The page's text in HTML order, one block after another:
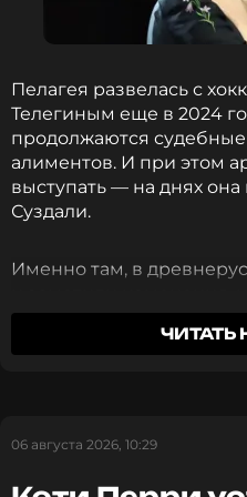
огромная заслуга
никому не позволит
Фото: Михаил Метцель/
Читайте нас в
Пелагея развелась с
Телегиным еще в 2024
продолжаются
алиментов. И при этом
выступать — на днях
Суздали.
Именно там, в
фигуре. Во время
зодчества певица дала
пританцовывая к
ЧИТАТЬ
06 августа 2026, 10:29